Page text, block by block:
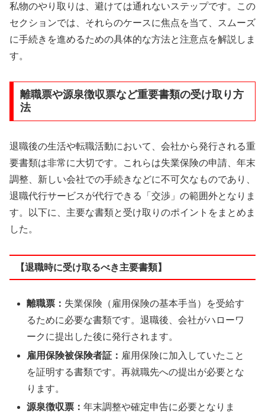
私物のやり取りは、避けては通れないステップです。この
セクションでは、それらのケースに焦点を当て、スムーズ
に手続きを進めるための具体的な方法と注意点を解説しま
す。
離職票や源泉徴収票など重要書類の受け取り方
法
退職後の生活や転職活動において、会社から発行される重
要書類は非常に大切です。これらは失業保険の申請、年末
調整、新しい会社での手続きなどに不可欠なものであり、
退職代行サービスが代行できる「交渉」の範囲外となりま
す。以下に、主要な書類と受け取りのポイントをまとめま
した。
【退職時に受け取るべき主要書類】
離職票： 失業保険（雇用保険の基本手当）を受給す
るために必要な書類です。退職後、会社がハローワ
ークに提出した後に発行されます。
雇用保険被保険者証： 雇用保険に加入していたこと
を証明する書類です。再就職先への提出が必要とな
ります。
源泉徴収票：年末調整や確定申告に必要となりま